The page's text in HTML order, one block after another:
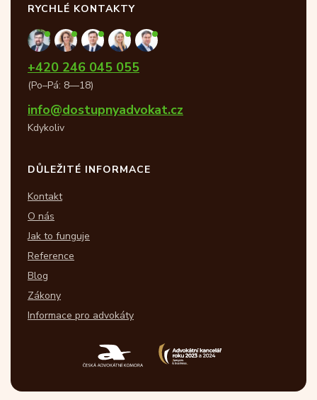
RYCHLÉ KONTAKTY
+420 246 045 055
(Po–Pá: 8—18)
info@dostupnyadvokat.cz
Kdykoliv
DŮLEŽITÉ INFORMACE
Kontakt
O nás
Jak to funguje
Reference
Blog
Zákony
Informace pro advokáty